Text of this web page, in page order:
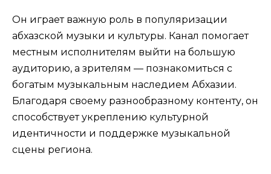
Он играет важную роль в популяризации
абхазской музыки и культуры. Канал помогает
местным исполнителям выйти на большую
аудиторию, а зрителям — познакомиться с
богатым музыкальным наследием Абхазии.
Благодаря своему разнообразному контенту, он
способствует укреплению культурной
идентичности и поддержке музыкальной
сцены региона.